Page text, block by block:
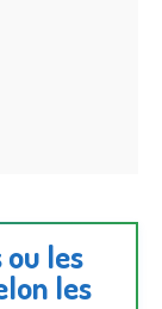
ou les
les